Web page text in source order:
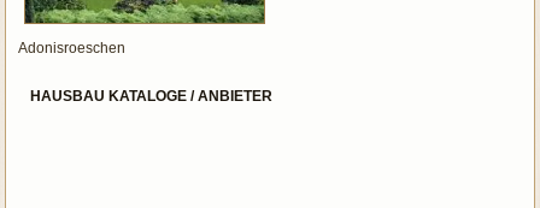
Adonisroeschen
HAUSBAU KATALOGE / ANBIETER